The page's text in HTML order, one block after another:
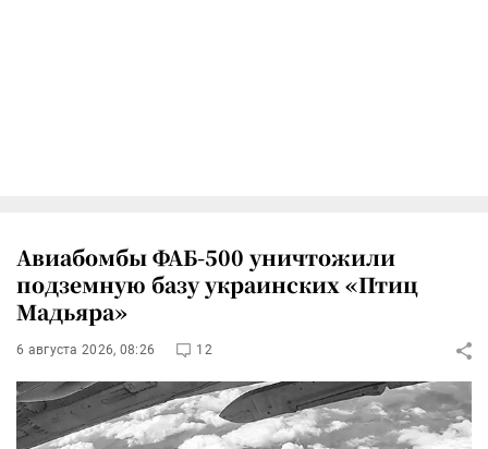
Авиабомбы ФАБ-500 уничтожили
подземную базу украинских «Птиц
Мадьяра»
6 августа 2026, 08:26 12